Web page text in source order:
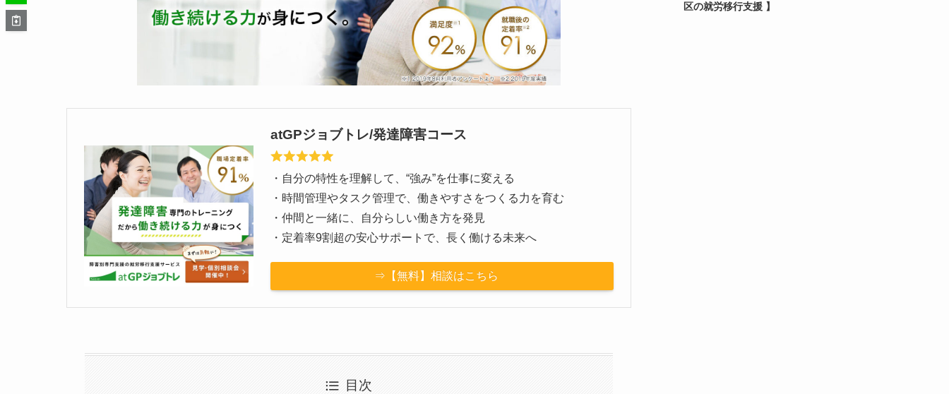
atGPジョブトレ/発達障害コース
・自分の特性を理解して、“強み”を仕事に変える
・時間管理やタスク管理で、働きやすさをつくる力を育む
・仲間と一緒に、自分らしい働き方を発見
・定着率9割超の安心サポートで、長く働ける未来へ
⇒【無料】相談はこちら
目次
区の就労移行支援 】